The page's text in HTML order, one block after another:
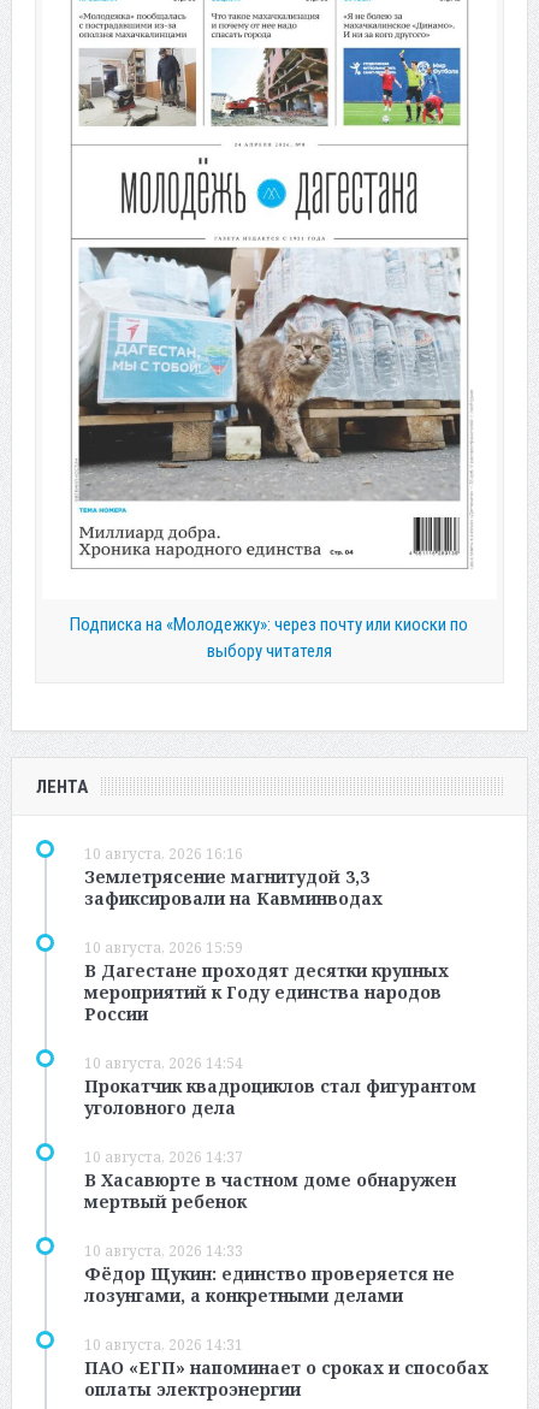
Подписка на «Молодежку»: через почту или киоски по
выбору читателя
ЛЕНТА
10 августа, 2026 16:16
Землетрясение магнитудой 3,3
зафиксировали на Кавминводах
10 августа, 2026 15:59
В Дагестане проходят десятки крупных
мероприятий к Году единства народов
России
10 августа, 2026 14:54
Прокатчик квадроциклов стал фигурантом
уголовного дела
10 августа, 2026 14:37
В Хасавюрте в частном доме обнаружен
мертвый ребенок
10 августа, 2026 14:33
Фёдор Щукин: единство проверяется не
лозунгами, а конкретными делами
10 августа, 2026 14:31
ПАО «ЕГП» напоминает о сроках и способах
оплаты электроэнергии